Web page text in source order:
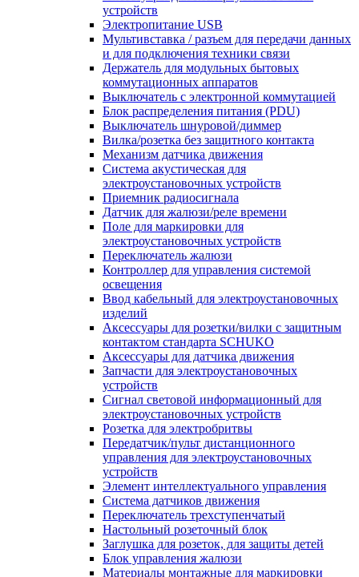
устройств
Электропитание USB
Мультивставка / разъем для передачи данных
и для подключения техники связи
Держатель для модульных бытовых
коммутационных аппаратов
Выключатель с электронной коммутацией
Блок распределения питания (PDU)
Выключатель шнуровой/диммер
Вилка/розетка без защитного контакта
Механизм датчика движения
Система акустическая для
электроустановочных устройств
Приемник радиосигнала
Датчик для жалюзи/реле времени
Поле для маркировки для
электроустановочных устройств
Переключатель жалюзи
Контроллер для управления системой
освещения
Ввод кабельный для электроустановочных
изделий
Аксессуары для розетки/вилки с защитным
контактом стандарта SCHUKO
Аксессуары для датчика движения
Запчасти для электроустановочных
устройств
Сигнал световой информационный для
электроустановочных устройств
Розетка для электробритвы
Передатчик/пульт дистанционного
управления для электроустановочных
устройств
Элемент интеллектуального управления
Система датчиков движения
Переключатель трехступенчатый
Настольный розеточный блок
Заглушка для розеток, для защиты детей
Блок управления жалюзи
Материалы монтажные для маркировки